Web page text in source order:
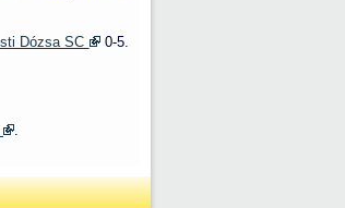
Dózsa SC
0-5.